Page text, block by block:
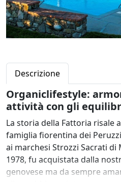
Descrizione
Organiclifestyle:
attività con gli
La storia della Fattoria risale
famiglia fiorentina dei
ai marchesi Strozzi Sacrati di
1978, fu acquistata dalla
genovese ma da sempre